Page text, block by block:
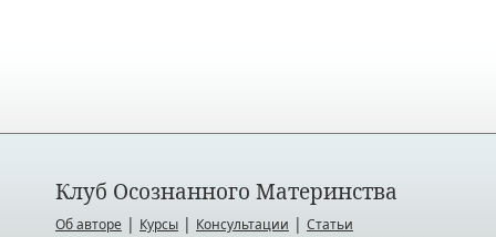
Клуб Осознанного Материнства
Об авторе | Курсы | Консультации | Статьи